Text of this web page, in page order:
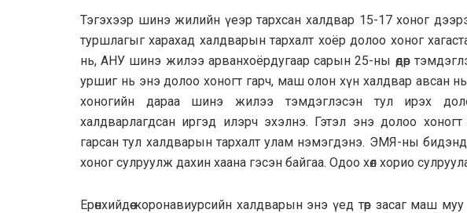
Тэгэхээр шинэ жилийн үеэр тархсан халдвар 15-17 хоног
туршлагыг харахад халдварын тархалт хоёр долоо хоног
нь, АНУ шинэ жилээ арванхоёрдугаар сарын 25-ны өдөр
уршиг нь энэ долоо хоногт гарч, маш олон хүн халдвар авсан
хоногийн дараа шинэ жилээ тэмдэглэсэн тул ирэх
халдварлагдсан иргэд илэрч эхэлнэ. Гэтэл энэ долоо
гарсан тул халдварын тархалт улам нэмэгдэнэ. ЭМЯ-ны бидэнд
хоног сулруулж дахин хаана гэсэн байгаа. Одоо хөл хорио
Ерөнхийдөө коронавиурсийн халдварын энэ үед төр засаг маш